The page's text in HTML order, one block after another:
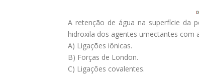
A retenção de água na superfície da
hidroxila dos agentes umectantes com
A) Ligações iônicas.
B) Forças de London.
C) Ligações covalentes.